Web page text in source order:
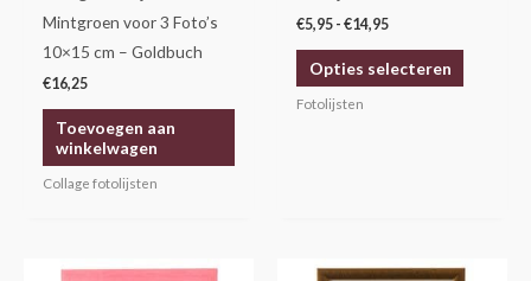
Mintgroen voor 3 Foto’s
10×15 cm – Goldbuch
€16,25
Toevoegen aan
winkelwagen
Collage fotolijsten
€5,95 - €14,95
Opties selecteren
Fotolijsten
Prijsklasse:Dit
Prijsklasse:Dit